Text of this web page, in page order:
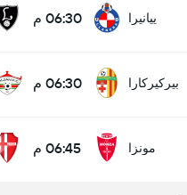
ييانيرا 06:30 م
بيركيركارا 06:30 م
مونزا 06:45 م